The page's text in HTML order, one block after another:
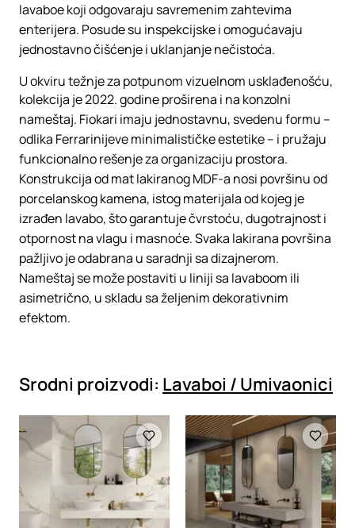
lavaboe koji odgovaraju savremenim zahtevima
enterijera.‎ Posude su inspekcijske i omogućavaju
jednostavno čišćenje i uklanjanje nečistoća.‎
U okviru težnje za potpunom vizuelnom usklađenošću,
kolekcija je 2022. godine proširena i na konzolni
nameštaj.‎ Fiokari imaju jednostavnu, svedenu formu –
odlika Ferrarinijeve minimalističke estetike – i pružaju
funkcionalno rešenje za organizaciju prostora.‎
Konstrukcija od mat lakiranog MDF-a nosi površinu od
porcelanskog kamena, istog materijala od kojeg je
izrađen lavabo, što garantuje čvrstoću, dugotrajnost i
otpornost na vlagu i masnoće.‎ Svaka lakirana površina
pažljivo je odabrana u saradnji sa dizajnerom.‎
Nameštaj se može postaviti u liniji sa lavaboom ili
asimetrično, u skladu sa željenim dekorativnim
efektom.‎
Srodni proizvodi: Lavaboi / Umivaonici
Loading Loading